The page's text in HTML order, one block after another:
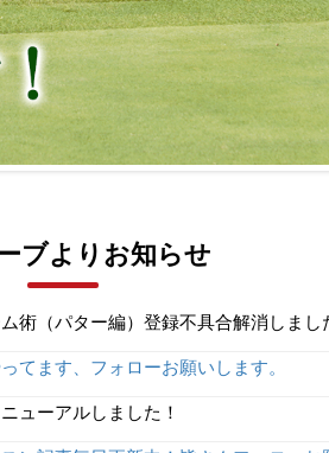
ブよりお知らせ
術（パター編）登録不具合解消しまし
てます、フォローお願いします。
ューアルしました！